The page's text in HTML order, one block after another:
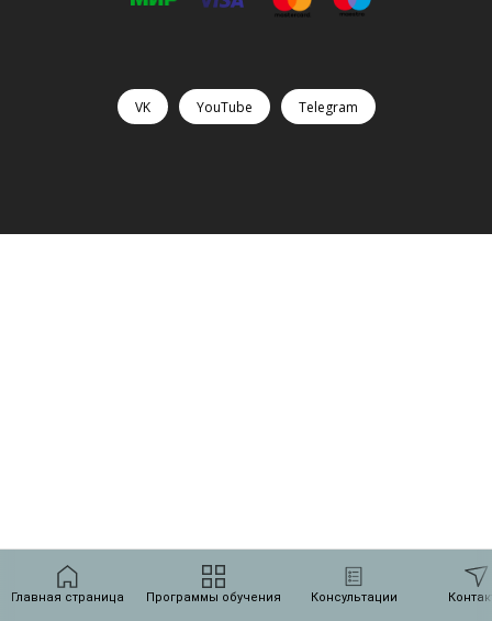
Главная страница Программы обучения Консультации
VK YouTube Telegram